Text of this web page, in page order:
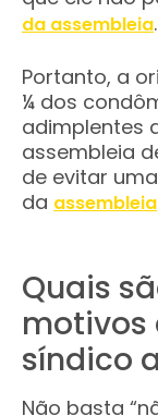
da assembleia.
Portanto, a
¼ dos
adimplentes
assembleia
de evitar
da assembleia
Quais
motivos
síndico
Não basta